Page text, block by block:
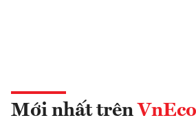
Mới nhất trên